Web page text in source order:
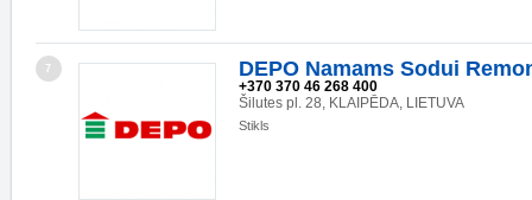
7 DEPO Namams Sodui
+370 370 46 268 400
Šilutes pl. 28, KLAIPĒDA, LIETUVA
Stikls